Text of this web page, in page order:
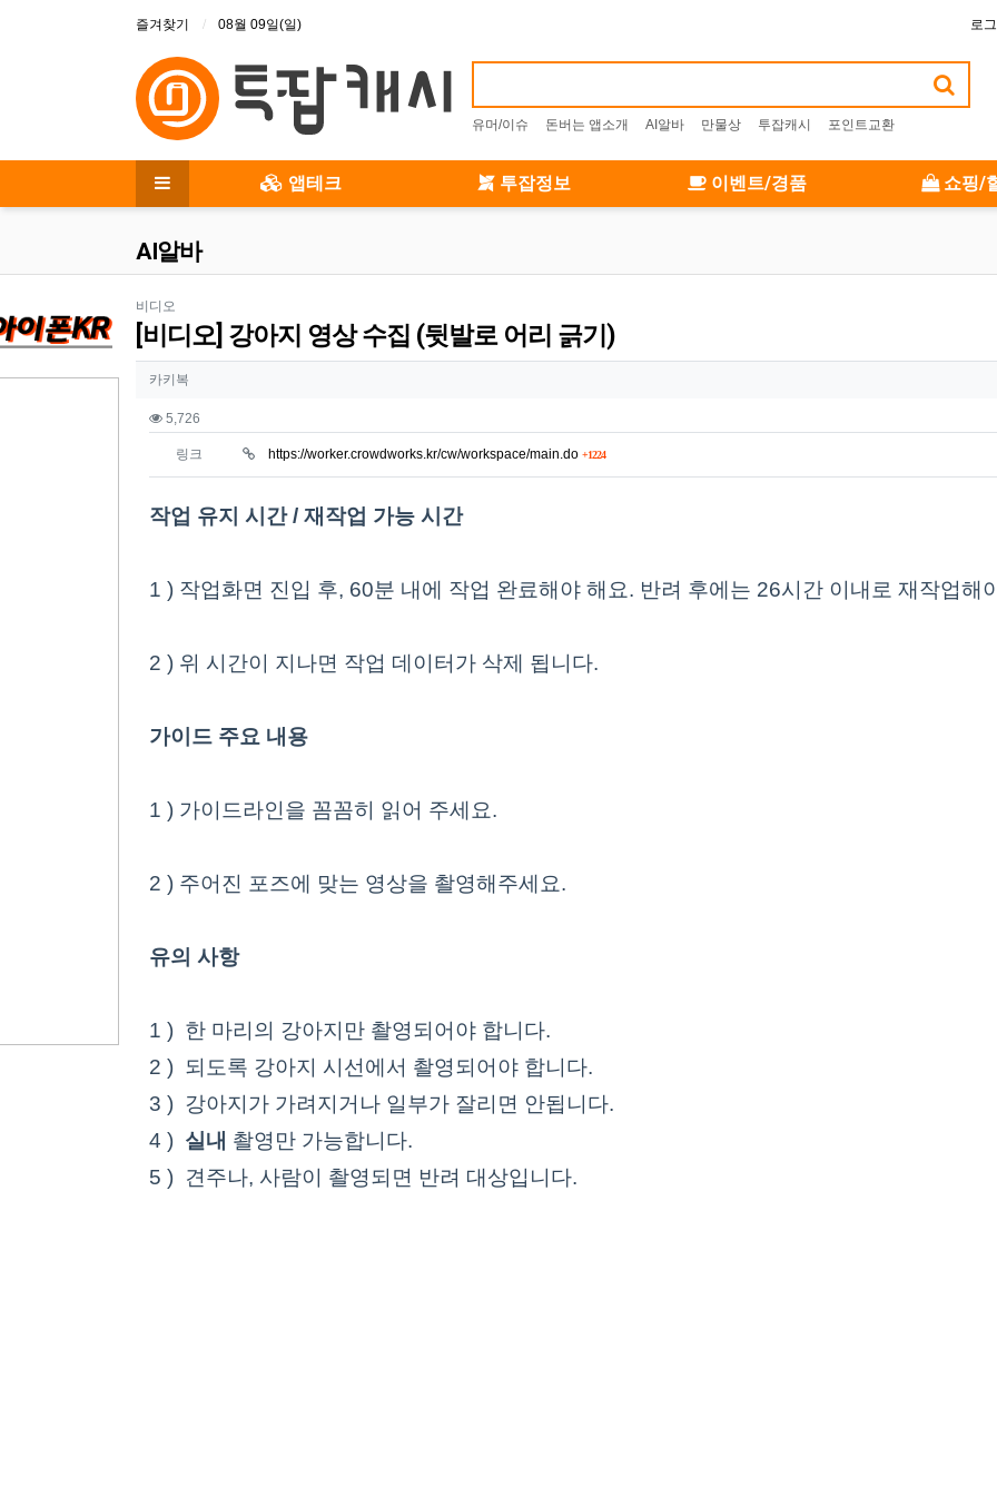
즐겨찾기 08월 09일(일) 로
유머/이슈 돈버는 앱소개 AI알바 만물상 투잡캐시 포인트교환
앱테크 투잡정보 이벤트/경품 쇼핑/
AI알바
분류
비디오
[비디오] 강아지 영상 수집 (뒷발로 어리 긁기)
작성자 정보
작성자
카키복
컨텐츠 정보
조회5,726
링크 https://worker.crowdworks.kr/cw/workspace/main.do 1224회 연결
본문
작업 유지 시간 / 재작업 가능 시간
1 ) 작업화면 진입 후, 60분 내에 작업 완료해야 해요. 반려 후에는 26시간 이내로 재작업해
2 ) 위 시간이 지나면 작업 데이터가 삭제 됩니다.
가이드 주요 내용
1 ) 가이드라인을 꼼꼼히 읽어 주세요.
2 ) 주어진 포즈에 맞는 영상을 촬영해주세요.
유의 사항
1 ) 한 마리의 강아지만 촬영되어야 합니다.
2 ) 되도록 강아지 시선에서 촬영되어야 합니다.
3 ) 강아지가 가려지거나 일부가 잘리면 안됩니다.
4 ) 실내 촬영만 가능합니다.
5 ) 견주나, 사람이 촬영되면 반려 대상입니다.